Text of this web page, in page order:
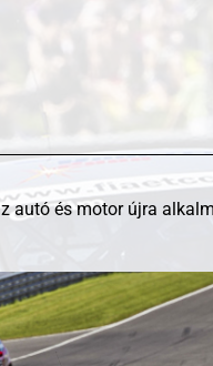
autó és motor újra